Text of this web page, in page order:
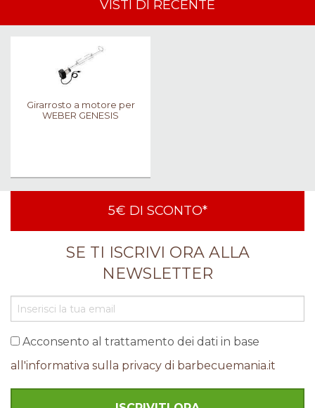
VISTI DI RECENTE
Girarrosto a motore per
WEBER GENESIS
5€ DI SCONTO*
SE TI ISCRIVI ORA ALLA
NEWSLETTER
Acconsento al trattamento dei dati in base
all'informativa sulla privacy di barbecuemania.it